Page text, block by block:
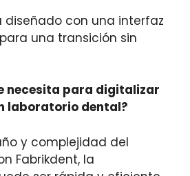
diseñado con una interfaz
una transición sin
necesita para digitalizar
laboratorio dental?
y complejidad del
Fabrikdent, la